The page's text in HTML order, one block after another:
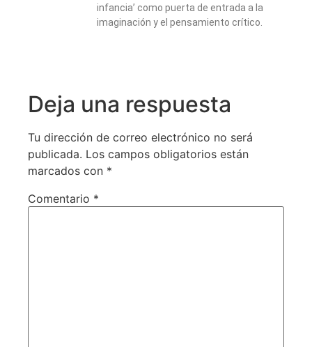
infancia’ como puerta de entrada a la
imaginación y el pensamiento crítico.
Deja una respuesta
Tu dirección de correo electrónico no será
publicada. Los campos obligatorios están
marcados con *
Comentario *